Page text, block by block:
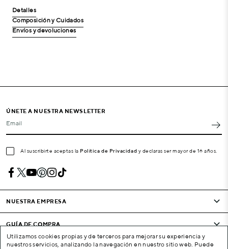
Detalles
Composición y Cuidados
Envíos y devoluciones
ÚNETE A NUESTRA NEWSLETTER
Email
Al suscribirte aceptas la Política de Privacidad y declaras ser mayor de 16 años.
NUESTRA EMPRESA
GUÍA DE COMPRA
CONDICIONES Y EMPRESA
Utilizamos cookies propias y de terceros para mejorar su experiencia y
nuestros servicios, analizando la navegación en nuestro sitio web. Puede